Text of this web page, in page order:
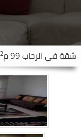
شقة فيالرحاب 2